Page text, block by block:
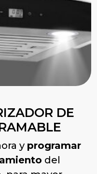
DE
y programar
del